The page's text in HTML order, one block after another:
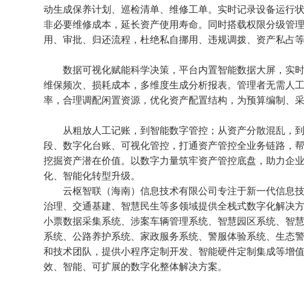
动生成保养计划、巡检清单、维修工单。实时记录设备运行
非必要维修成本，延长资产使用寿命。同时搭载权限分级管
用、审批、归还流程，杜绝私自挪用、违规调拨、资产私占
数据可视化赋能科学决策，平台内置智能数据大屏，实
维保频次、损耗成本，多维度生成分析报表。管理者无需人
率，合理调配闲置资源，优化资产配置结构，为预算编制、
从粗放人工记账，到智能数字管控；从资产分散混乱，
段、数字化台账、可视化管控，打通资产管控全业务链路，
挖掘资产潜在价值。以数字力量筑牢资产管控底盘，助力企
化、智能化转型升级。
云枢智联（海南）信息技术有限公司 专注于新一代信息
治理、交通基建、智慧民生等多领域提供全栈式数字化解决
小票数据采集系统、涉案车辆管理系统、智慧园区系统、智
系统、公路养护系统、家政服务系统、警服体验系统、生态
和技术团队，提供小程序定制开发、智能硬件定制集成等增
效、智能、可扩展的数字化整体解决方案。